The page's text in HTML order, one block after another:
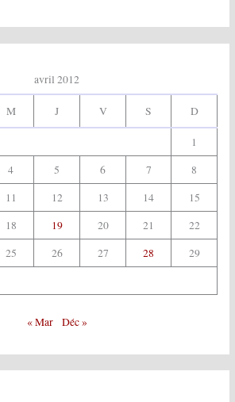
avril 2012
M J V S D
1
4 5 6 7
8
11 12 13 14
15
18 19 20 21
22
25 26 27 28
29
« Mar Déc »